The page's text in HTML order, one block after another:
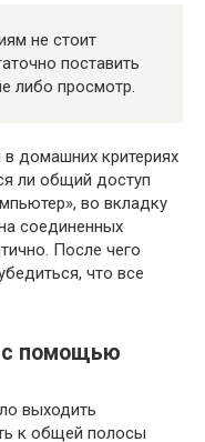
не стоит
поставить
либо просмотр.
домашних критериях
ли общий доступ
во вкладку
соединенных
После чего
что все
с помощью
выходить
к общей полосы